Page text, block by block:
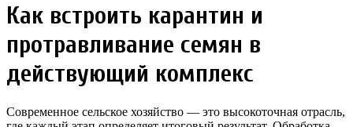
Как встроить карантин и
протравливание семян в
действующий комплекс
Современное сельское хозяйство — это высокоточная отрасль,